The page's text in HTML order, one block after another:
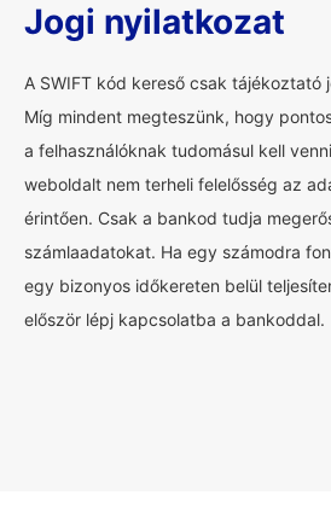
Jogi nyilatkozat
A SWIFT kód kereső csak tájékoztató
Míg mindent megteszünk, hogy
a felhasználóknak tudomásul kell
weboldalt nem terheli felelősség az
érintően. Csak a bankod tudja
számlaadatokat. Ha egy számodra
egy bizonyos időkereten belül
először lépj kapcsolatba a bankoddal.